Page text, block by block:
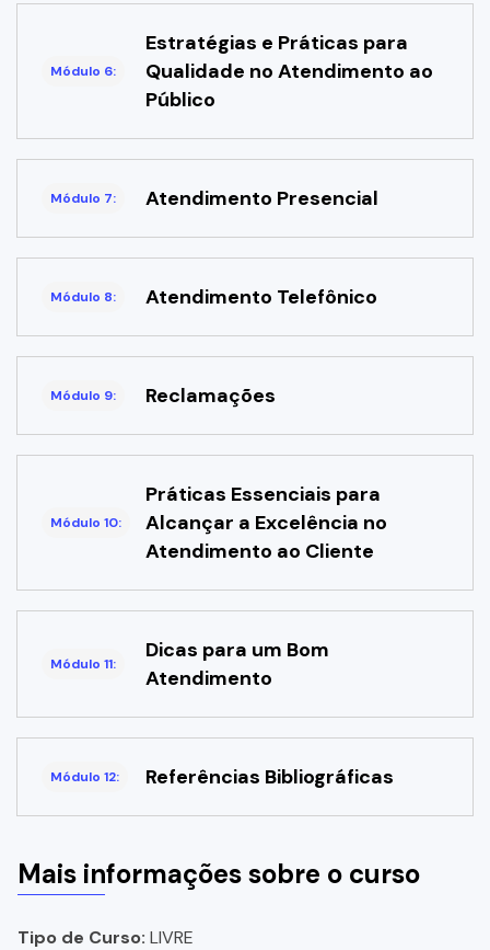
Módulo 6:
Estratégias e Práticas para
Qualidade no Atendimento ao
Público
Módulo 7: Atendimento Presencial
Módulo 8: Atendimento Telefônico
Módulo 9: Reclamações
Módulo 10:
Práticas Essenciais para
Alcançar a Excelência no
Atendimento ao Cliente
Módulo 11:
Dicas para um Bom
Atendimento
Módulo 12: Referências Bibliográficas
Mais informações sobre o curso
Tipo de Curso: LIVRE